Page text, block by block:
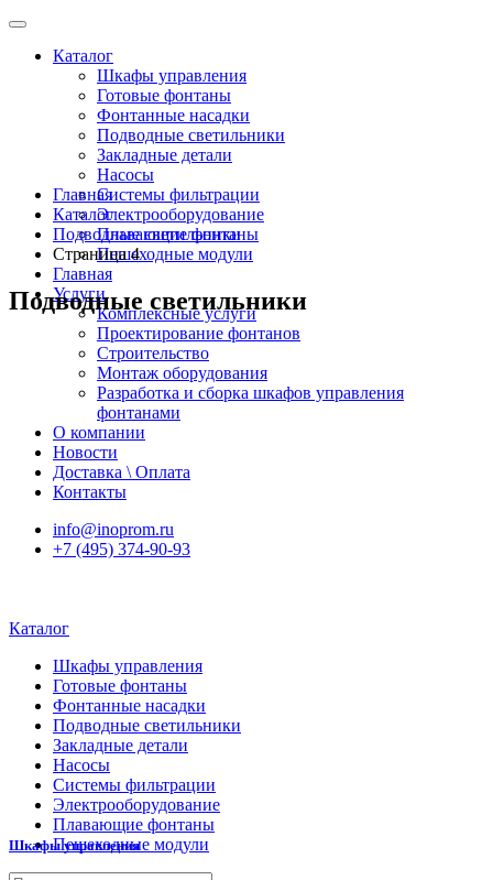
Каталог
Шкафы управления
Готовые фонтаны
Фонтанные насадки
Подводные светильники
Закладные детали
Насосы
Системы фильтрации
Электрооборудование
Плавающие фонтаны
Пешеходные модули
Главная
Услуги
Комплексные услуги
Проектирование фонтанов
Строительство
Монтаж оборудования
Разработка и сборка шкафов управления
фонтанами
О компании
Новости
Доставка \ Оплата
Контакты
info@inoprom.ru
+7 (495) 374-90-93
Каталог
Шкафы управления
Готовые фонтаны
Фонтанные насадки
Подводные светильники
Закладные детали
Насосы
Системы фильтрации
Электрооборудование
Плавающие фонтаны
Пешеходные модули
Главная
Каталог
Подводные светильники
Страница 4
Подводные светильники
Шкафы управления